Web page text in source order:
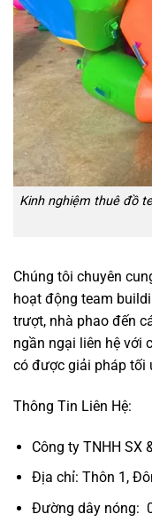
Kinh nghiệm thuê đồ
Chúng tôi chuyên
hoạt động team
trượt, nhà phao đến
ngần ngại liên hệ với
có được giải pháp tối
Thông Tin Liên Hệ:
Công ty TNHH SX
Địa chỉ: Thôn 1,
Đường dây nóng: